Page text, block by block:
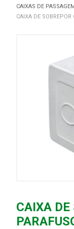
CAIXAS DE
CAIXA DE
CAIXA DE